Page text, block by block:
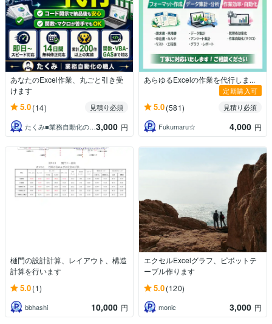
あなたのExcel作業、丸ごと引き受
けます
5.0(14)
見積り必須
たくみ■業務自動化の職人 3,000 円
あらゆるExcelの作業を代行しま...
定期購入可
5.0(581)
見積り必須
Fukumaru☆
4,000 円
樋門の設計計算、レイアウト、構造
計算を行います
5.0(1)
bbhashi 10,000 円
エクセルExcelグラフ、ピボットテ
ーブル作ります
5.0(120)
monic 3,000 円